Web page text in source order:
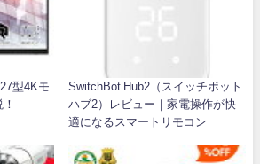
型4Kモ
SwitchBot Hub2（スイッチボット
ハブ2）レビュー｜家電操作が快
適になるスマートリモコン